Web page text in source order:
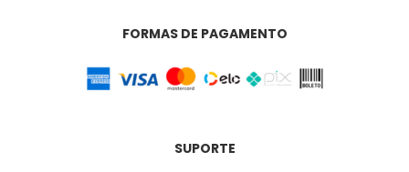
FORMAS DE PAGAMENTO
SUPORTE